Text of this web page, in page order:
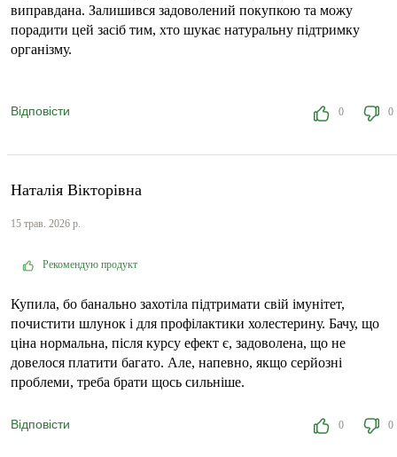
виправдана. Залишився задоволений покупкою та можу
порадити цей засіб тим, хто шукає натуральну підтримку
організму.
Відповісти 0 0
Наталія Вікторівна
15 трав. 2026 р.
Рекомендую продукт
Купила, бо банально захотіла підтримати свій імунітет,
почистити шлунок і для профілактики холестерину. Бачу, що
ціна нормальна, після курсу ефект є, задоволена, що не
довелося платити багато. Але, напевно, якщо серйозні
проблеми, треба брати щось сильніше.
Відповісти 0 0